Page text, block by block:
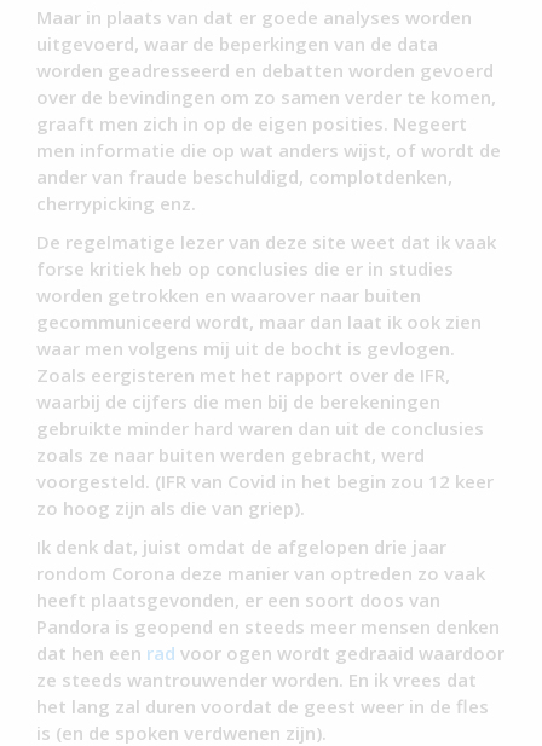
Maar in plaats van dat er goede analyses worden
uitgevoerd, waar de beperkingen van de data
worden geadresseerd en debatten worden gevoerd
over de bevindingen om zo samen verder te komen,
graaft men zich in op de eigen posities. Negeert
men informatie die op wat anders wijst, of wordt de
ander van fraude beschuldigd, complotdenken,
cherrypicking enz.
De regelmatige lezer van deze site weet dat ik vaak
forse kritiek heb op conclusies die er in studies
worden getrokken en waarover naar buiten
gecommuniceerd wordt, maar dan laat ik ook zien
waar men volgens mij uit de bocht is gevlogen.
Zoals eergisteren met het rapport over de IFR,
waarbij de cijfers die men bij de berekeningen
gebruikte minder hard waren dan uit de conclusies
zoals ze naar buiten werden gebracht, werd
voorgesteld. (IFR van Covid in het begin zou 12 keer
zo hoog zijn als die van griep).
Ik denk dat, juist omdat de afgelopen drie jaar
rondom Corona deze manier van optreden zo vaak
heeft plaatsgevonden, er een soort doos van
Pandora is geopend en steeds meer mensen denken
dat hen een rad voor ogen wordt gedraaid waardoor
ze steeds wantrouwender worden. En ik vrees dat
het lang zal duren voordat de geest weer in de fles
is (en de spoken verdwenen zijn).